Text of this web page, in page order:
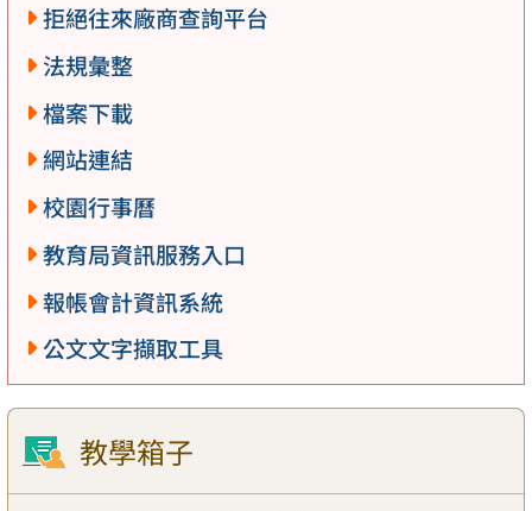
拒絕往來廠商查詢平台
法規彙整
檔案下載
網站連結
校園行事曆
教育局資訊服務入口
報帳會計資訊系統
公文文字擷取工具
教學箱子